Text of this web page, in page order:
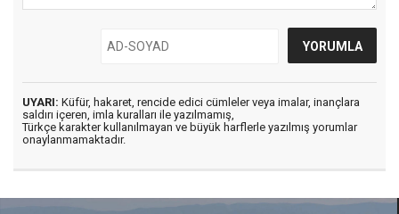
UYARI: Küfür, hakaret, rencide edici cümleler veya imalar, inançlara
saldırı içeren, imla kuralları ile yazılmamış,
Türkçe karakter kullanılmayan ve büyük harflerle yazılmış yorumlar
onaylanmamaktadır.